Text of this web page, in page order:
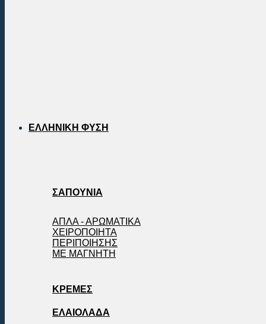
ΕΛΛΗΝΙΚΗ ΦΥΣΗ
ΣΑΠΟΥΝΙΑ
ΑΠΛΑ - ΑΡΩΜΑΤΙΚΑ
ΧΕΙΡΟΠΟΙΗΤΑ
ΠΕΡΙΠΟΙΗΣΗΣ
ΜΕ ΜΑΓΝΗΤΗ
ΚΡΕΜΕΣ
ΕΛΑΙΟΛΑΔΑ